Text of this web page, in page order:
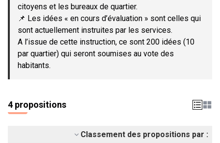
citoyens et les bureaux de quartier.
📌 Les idées « en cours d’évaluation » sont celles qui
sont actuellement instruites par les services.
A l’issue de cette instruction, ce sont 200 idées (10
par quartier) qui seront soumises au vote des
habitants.
4 propositions
Classement des propositions par :